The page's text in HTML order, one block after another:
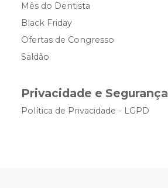
Mês do Dentista
Black Friday
Ofertas de Congresso
Saldão
Privacidade e Segurança
Política de Privacidade - LGPD